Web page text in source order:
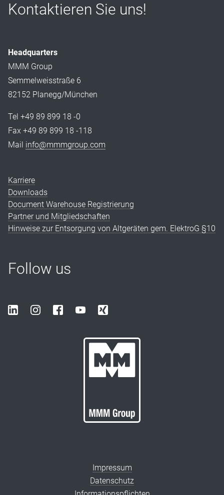
Kontaktieren Sie uns!
Headquarters
MMM Group
Semmelweisstraße 6
82152 Planegg/München
Tel +49 89 899 18 -0
Fax +49 89 899 18 -118
Mail info@mmmgroup.com
Karriere
Downloads
Document Warehouse Registrierung
Partner und Mitgliedschaften
Hinweise zur Entsorgung von Altgeräten gem. ElektroG §10
Follow us
Impressum
Datenschutz